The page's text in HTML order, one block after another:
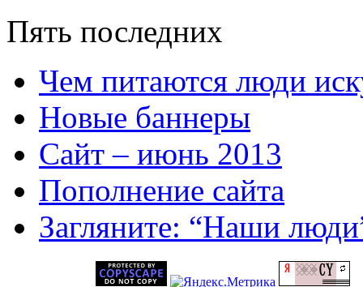
Пять последних
Чем питаются люди
Новые баннеры
Сайт – июнь 2013
Пополнение сайта
Загляните: “Наши